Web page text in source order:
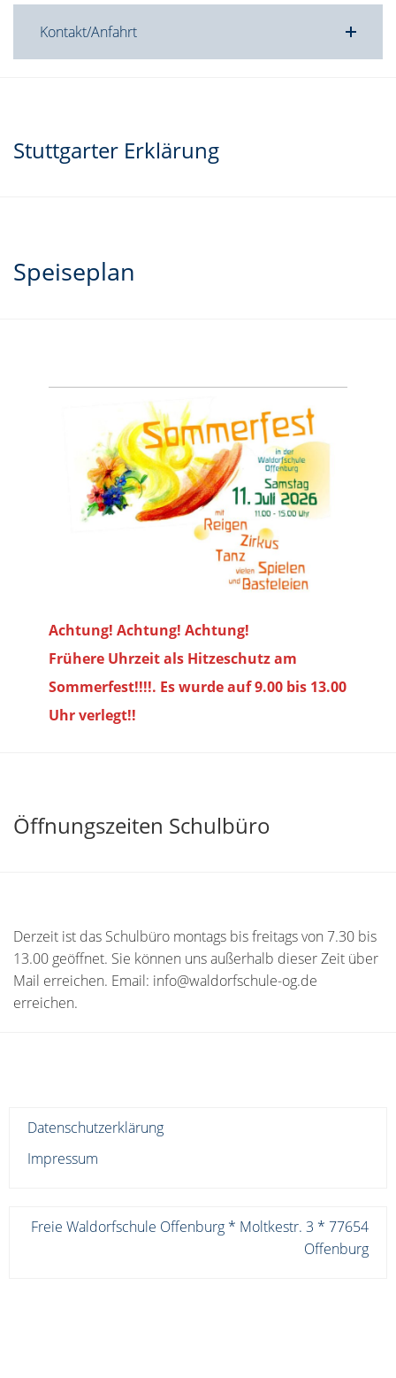
Kontakt/Anfahrt
Stuttgarter Erklärung
Speiseplan
Achtung! Achtung! Achtung!
Frühere Uhrzeit als Hitzeschutz am
Sommerfest!!!!. Es wurde auf 9.00 bis 13.00
Uhr verlegt!!
Öffnungszeiten Schulbüro
Derzeit ist das Schulbüro montags bis freitags von 7.30 bis
13.00 geöffnet. Sie können uns außerhalb dieser Zeit über
Mail erreichen. Email: info@waldorfschule-og.de
erreichen.
Datenschutzerklärung
Impressum
Freie Waldorfschule Offenburg * Moltkestr. 3 * 77654
Offenburg